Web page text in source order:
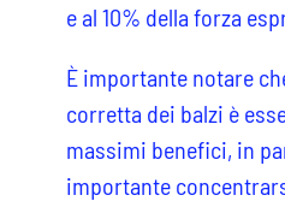
e al 10% della forza
È importante notare
corretta dei balzi è
massimi benefici, in
importante